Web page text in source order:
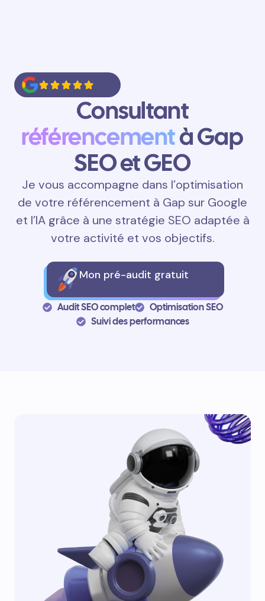
Consultant
référencementà Gap
SEO et GEO
Je vous accompagne dans l’optimisation
de votre référencement à Gap sur Google
et l’IA grâce à une stratégie SEO adaptée à
votre activité et vos objectifs.
Mon pré-audit gratuit
Audit SEO complet
Optimisation SEO
Suivi des performances